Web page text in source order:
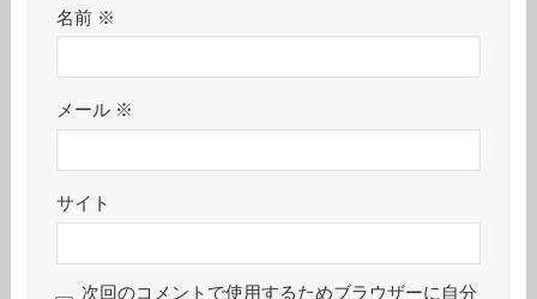
名前 ※
メール ※
サイト
次回のコメントで使用するためブラウザーに自分